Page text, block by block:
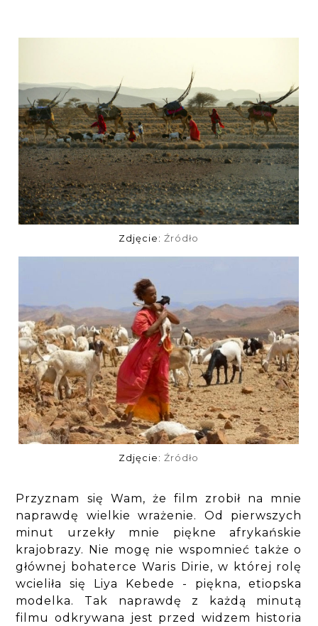
Zdjęcie:Źródło
Zdjęcie:Źródło
Przyznam się Wam, że film zrobił na mnie
naprawdę wielkie wrażenie. Od pierwszych
minut urzekły mnie piękne afrykańskie
krajobrazy. Nie mogę nie wspomnieć także o
głównej bohaterce Waris Dirie, w której rolę
wcieliła się Liya Kebede - piękna, etiopska
modelka. Tak naprawdę z każdą minutą
filmu odkrywana jest przed widzem historia